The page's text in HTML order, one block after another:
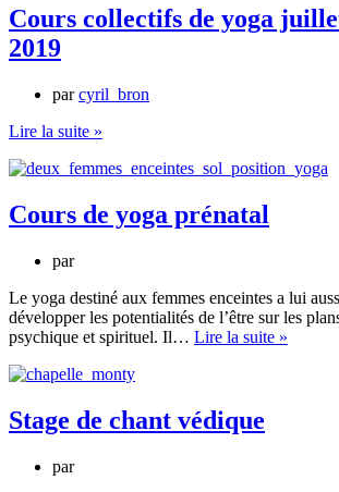
chant
védique
Cours collectifs de yoga
2019
parcyril_bron
Lire la suite »
de
juillet
et
Cours de yoga prénatal
par
Le yoga destiné aux femmes enceintes a lui
développer les potentialités de l’être sur les
psychique et spirituel. Il… Lire la suite »
Stage de chant védique
par